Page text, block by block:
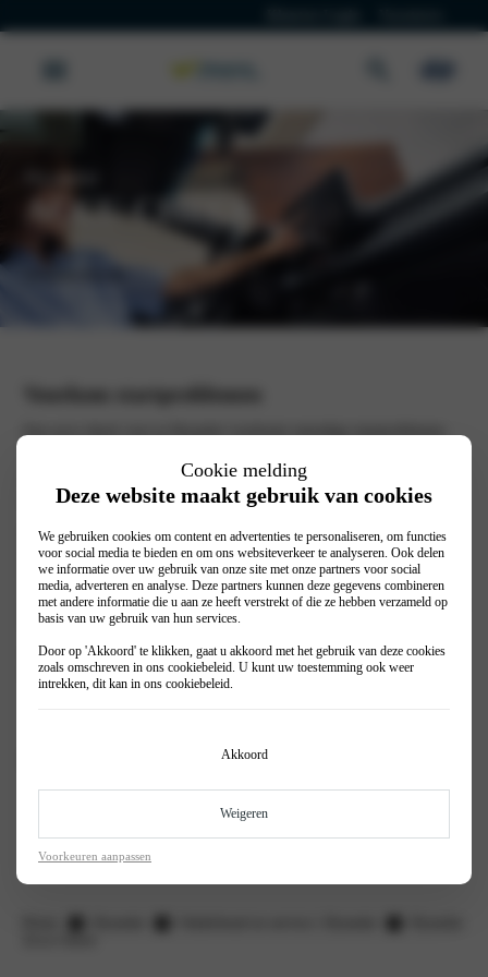
Cookie melding
Deze website maakt gebruik van cookies
We gebruiken cookies om content en advertenties te personaliseren, om functies
voor social media te bieden en om ons websiteverkeer te analyseren. Ook delen
we informatie over uw gebruik van onze site met onze partners voor social
media, adverteren en analyse. Deze partners kunnen deze gegevens combineren
met andere informatie die u aan ze heeft verstrekt of die ze hebben verzameld op
basis van uw gebruik van hun services.
Door op 'Akkoord' te klikken, gaat u akkoord met het gebruik van deze cookies
zoals omschreven in ons cookiebeleid. U kunt uw toestemming ook weer
intrekken, dit kan in ons cookiebeleid.
Akkoord
Weigeren
Voorkeuren aanpassen
Hyundai
ACCU CHECK
Een accu check voor je Hyundai voorkomt onnodige startproblemen.
Naarmate de accu ouder wordt, neemt de laadcapaciteit af. Daarom is
het belangrijk om de accu tijdig te laten controleren, zodat je niet voor
onverwachte startproblemen komt te staan.
De accu is een vitaal onderdeel van de auto, aangezien het zorgt voor
de stroomvoorziening van jouw Hyundai. Gemiddeld gaat een accu 3
tot 6 jaar mee. Een koude winter kan een forse aanslag zijn op de accu,
maar ook een warme zomerse dagen kan de capaciteit verminderen en
de levensduur van de accu verkorten. De accu wordt ook gecontroleerd
bij de APK keuring, seizoenscheck en onderhoudsbeurt.
Via onze werkplaatsplanner maak je eenvoudig een afspraak in onze
werkplaats.
Maak eenvoudig een werkplaatsafspraak